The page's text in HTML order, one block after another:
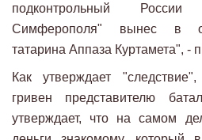
подконтрольный
Симферополя" вынес в
татарина Аппаза Куртамета", -
Как утверждает
гривен представителю
утверждает, что на самом